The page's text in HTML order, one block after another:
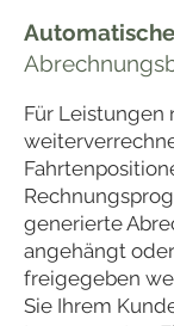
Für Leistungen
generierte
angehängt
freigegeben
Sie Ihrem